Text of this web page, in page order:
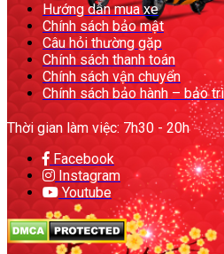
Hướng dẫn mua xe
Chính sách bảo mật
Câu hỏi thường gặp
Chính sách thanh toán
Chính sách vận chuyển
Chính sách bảo hành – bảo
Thời gian làm việc: 7h30 - 20h
Facebook
Instagram
Youtube